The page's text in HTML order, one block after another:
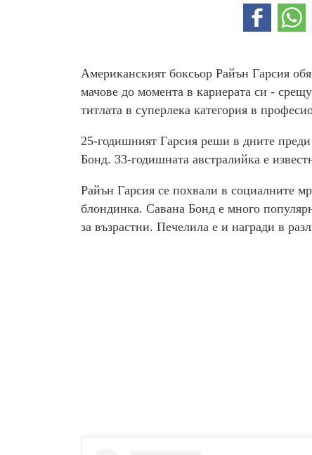
Aмериканският боксьор Райън Гарсия
мачове до момента в кариерата си -
титлата в суперлека категория в
25-годишният Гарсия реши в дните
Бонд. 33-годишната австралийка е
Райън Гарсия се похвали в социалните
блондинка. Савана Бонд е много
за възрастни. Печелила е и награди в